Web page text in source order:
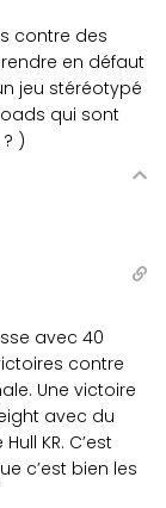
contre des
en défaut
jeu stéréotypé
qui sont
)
avec 40
contre
Une victoire
avec du
KR. C’est
c’est bien les